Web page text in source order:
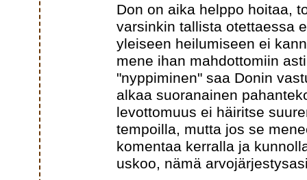
Don on aika helppo hoitaa,
varsinkin tallista otettaessa
yleiseen heilumiseen ei
mene ihan mahdottomiin
"nyppiminen" saa Donin
alkaa suoranainen
levottomuus ei häiritse
tempoilla, mutta jos se
komentaa kerralla ja
uskoo, nämä